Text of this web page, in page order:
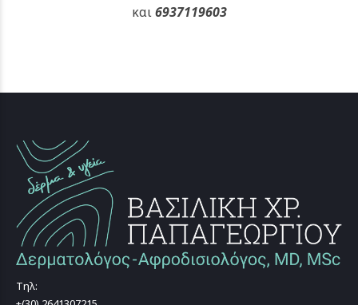
και6937119603
Τηλ: